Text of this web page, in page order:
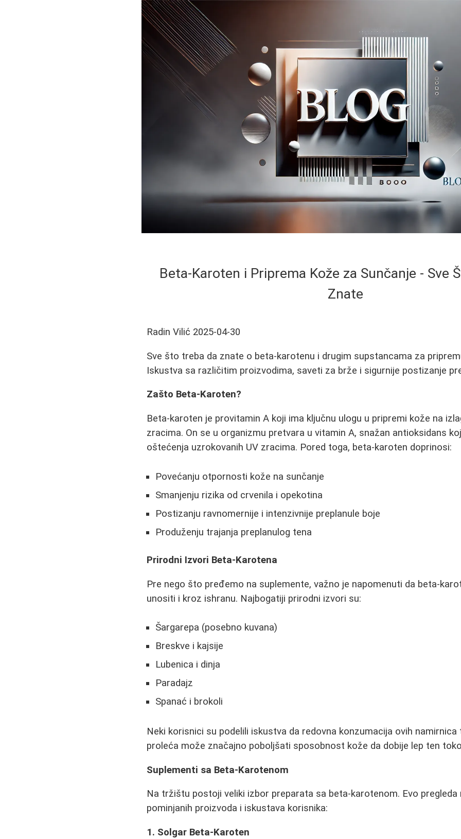
Beta-Karoten i Priprema Kože za Sunčanje - Sve
Znate
Radin Vilić 2025-04-30
Sve što treba da znate o beta-karotenu i drugim supstancama za
Iskustva sa različitim proizvodima, saveti za brže i sigurnije postizanje
Zašto Beta-Karoten?
Beta-karoten je provitamin A koji ima ključnu ulogu u pripremi kože na
zracima. On se u organizmu pretvara u vitamin A, snažan antioksidans
oštećenja uzrokovanih UV zracima. Pored toga, beta-karoten doprinosi:
Povećanju otpornosti kože na sunčanje
Smanjenju rizika od crvenila i opekotina
Postizanju ravnomernije i intenzivnije preplanule boje
Produženju trajanja preplanulog tena
Prirodni Izvori Beta-Karotena
Pre nego što pređemo na suplemente, važno je napomenuti da beta-
unositi i kroz ishranu. Najbogatiji prirodni izvori su:
Šargarepa (posebno kuvana)
Breskve i kajsije
Lubenica i dinja
Paradajz
Spanać i brokoli
Neki korisnici su podelili iskustva da redovna konzumacija ovih
proleća može značajno poboljšati sposobnost kože da dobije lep ten
Suplementi sa Beta-Karotenom
Na tržištu postoji veliki izbor preparata sa beta-karotenom. Evo pregleda
pominjanih proizvoda i iskustava korisnika:
1. Solgar Beta-Karoten